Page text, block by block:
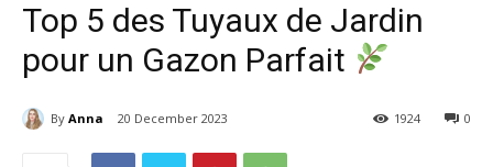
Top 5 des Tuyaux de Jardin
pour un Gazon Parfait
By Anna 20 December 2023 0
1924